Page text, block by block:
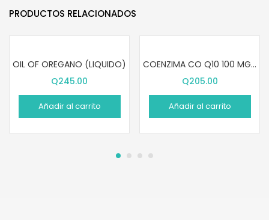
PRODUCTOS RELACIONADOS
OIL OF OREGANO (LIQUIDO)
Q245.00
Añadir al carrito
COENZIMA CO Q10 100 MG (60 SOFTGELS)
Q205.00
Añadir al carrito